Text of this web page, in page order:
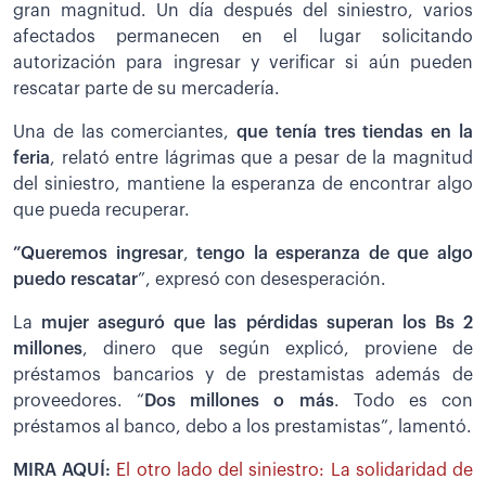
gran magnitud. Un día después del siniestro, varios
afectados permanecen en el lugar solicitando
autorización para ingresar y verificar si aún pueden
rescatar parte de su mercadería.
Una de las comerciantes,que tenía tres tiendas en la
feria, relató entre lágrimas que a pesar de la magnitud
del siniestro, mantiene la esperanza de encontrar algo
que pueda recuperar.
”Queremos ingresar,tengo la esperanza de que algo
puedo rescatar”, expresó con desesperación.
La mujer aseguró que las pérdidas superan los Bs 2
millones, dinero que según explicó, proviene de
préstamos bancarios y de prestamistas además de
proveedores. “ Dos millones o más. Todo es con
préstamos al banco, debo a los prestamistas”, lamentó.
MIRA AQUÍ: El otro lado del siniestro: La solidaridad de